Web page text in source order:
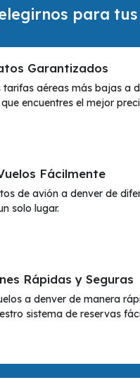
para
Garantizados
tarifas aéreas más bajas a
encuentres el mejor
Fácilmente
de avión a denver de
solo lugar.
Rápidas y Seguras
a denver de manera
sistema de reservas